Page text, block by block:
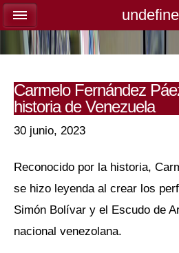
Carmelo Fernández
historia de Venezuela
30 junio, 2023
Reconocido por la historia,
se hizo leyenda al crear los
Simón Bolívar y el Escudo de
nacional venezolana.